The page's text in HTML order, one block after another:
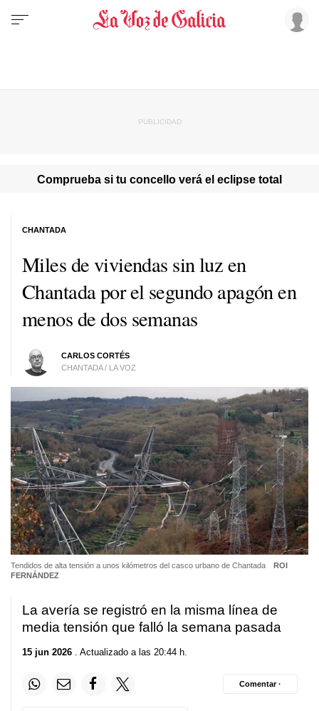
Comprueba si tu concello verá el eclipse total
Miles de viviendas sin luz en
Chantada por el segundo apagón en
menos de dos semanas
CARLOS CORTÉS
CHANTADA / LA VOZ
CHANTADA
Tendidos de alta tensión a unos kilómetros del casco urbano de Chantada
ROI
FERNÁNDEZ
La avería se registró en la misma línea de
media tensión que falló la semana pasada
15 jun 2026 . Actualizado a las 20:44 h.
Comentar ·